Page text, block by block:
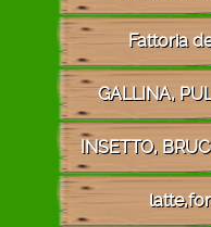
Fattoria
GALLINA,
INSETTO,